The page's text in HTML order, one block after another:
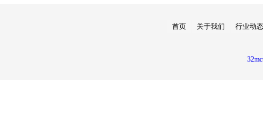
首页 关于我们 行业动态